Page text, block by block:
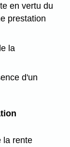
en vertu du
prestation
la
d'un
la rente